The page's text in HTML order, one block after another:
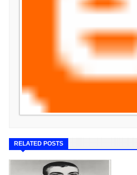
RELATED POSTS